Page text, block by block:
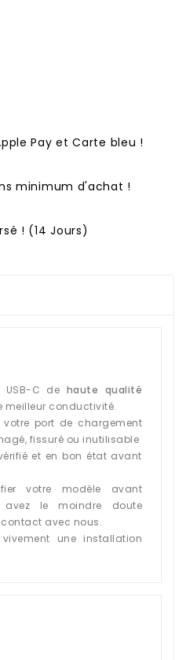
Pay et Carte bleu !
minimum d'achat !
! (14 Jours)
USB-C de haute qualité
meilleur conductivité.
votre port de chargement
fissuré ou inutilisable
et en bon état avant
votre modèle avant
le moindre doute
avec nous.
une installation